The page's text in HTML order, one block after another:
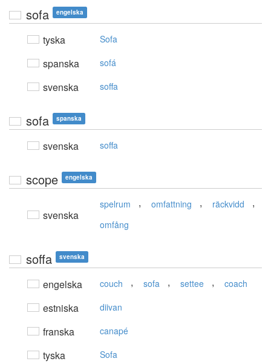
sofa engelska
tyska Sofa
spanska sofá
svenska soffa
sofa spanska
svenska soffa
scope engelska
svenska
spelrum , omfattning , räckvidd ,
omfång
soffa svenska
engelska couch , sofa , settee , coach
estniska diivan
franska canapé
tyska Sofa